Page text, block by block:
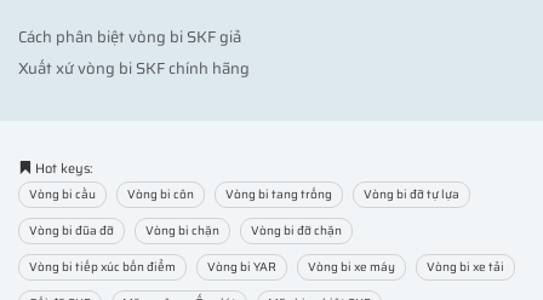
Cách phân biệt vòng bi SKF giả
Xuất xứ vòng bi SKF chính hãng
Hot keys:
Vòng bi cầu Vòng bi côn Vòng bi tang trống
Vòng bi đỡ tự lựa
Vòng bi đũa đỡ
Vòng bi chặn
Vòng bi đỡ chặn
Vòng bi tiếp xúc bốn điểm
Vòng bi YAR Vòng bi xe máy
Vòng bi xe tải